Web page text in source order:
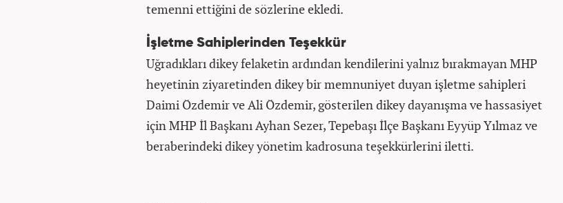
temenni ettiğini de sözlerine ekledi.
İşletme Sahiplerinden Teşekkür
Uğradıkları dikey felaketin ardından kendilerini yalnız bırakmayan MHP
heyetinin ziyaretinden dikey bir memnuniyet duyan işletme sahipleri
Daimi Özdemir ve Ali Özdemir, gösterilen dikey dayanışma ve hassasiyet
için MHP İl Başkanı Ayhan Sezer, Tepebaşı İlçe Başkanı Eyyüp Yılmaz ve
beraberindeki dikey yönetim kadrosuna teşekkürlerini iletti.